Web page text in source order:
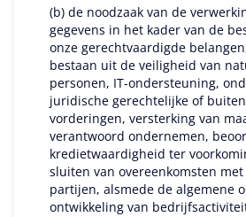
(b) de noodzaak van de
gegevens in het kader van de
onze gerechtvaardigde
bestaan uit de veiligheid van
personen, IT-ondersteuning,
juridische gerechtelijke of
vorderingen, versterking van
verantwoord ondernemen,
kredietwaardigheid ter
sluiten van overeenkomsten
partijen, alsmede de algemene
ontwikkeling van